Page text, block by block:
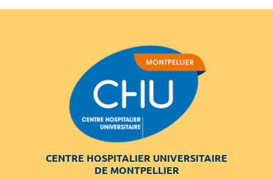
CENTRE HOSPITALIER UNIVERSITAIRE
DE MONTPELLIER